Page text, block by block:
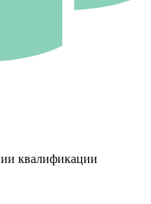
квалификации